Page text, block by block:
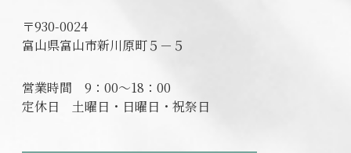
〒930-0024
富山県富山市新川原町５－５
営業時間9：00～18：00
定休日 土曜日・日曜日・祝祭日